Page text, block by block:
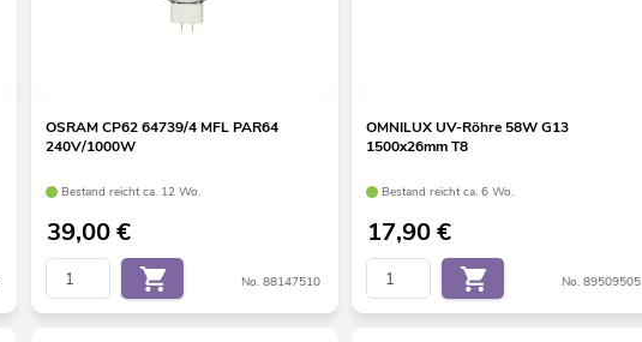
OSRAM CP62 64739/4 MFL PAR64
240V/1000W
Bestand reicht ca. 12 Wo.
39,00€
No. 88147510
OMNILUX UV-Röhre 58W G13
1500x26mm T8
Bestand reicht ca. 6 Wo.
17,90€
No. 89509505